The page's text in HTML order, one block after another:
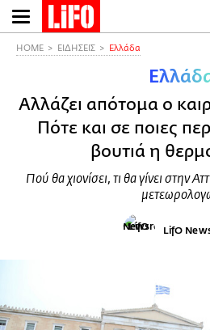
Παράκαμψη
προς
HOME ΕΙΔΗΣΕΙΣ Ελλάδα
Αλλάζει απότομα ο
Πότε και σε ποιες
βουτιά η
Πού θα χιονίσει, τι θα γίνει στην
LifO